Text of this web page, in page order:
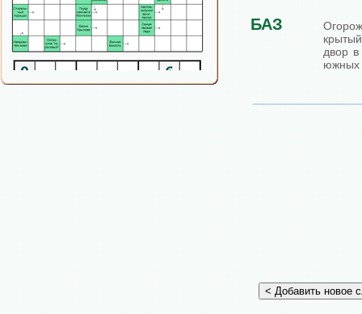
БАЗ
двор в
южных